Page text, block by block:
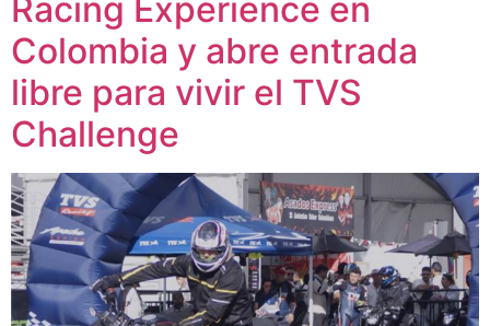
Racing Experience en
Colombia y abre entrada
libre para vivir el TVS
Challenge